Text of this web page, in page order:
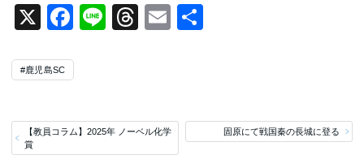
X Facebook
LineThreads
Email
#鹿児島SC
【教員コラム】2025年 ノーベル化学
賞
固原にて戦国秦の長城に登る